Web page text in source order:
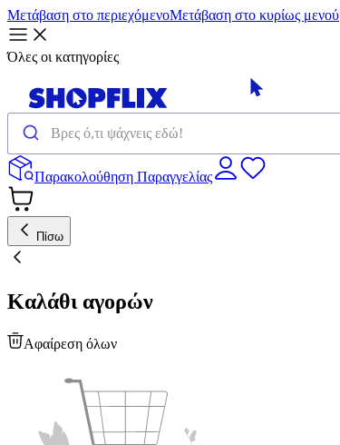
Μετάβαση στο περιεχόμενοΜετάβαση στο κυρίως μενού
Όλες οι κατηγορίες
Παρακολούθηση Παραγγελίας
Πίσω
Καλάθι αγορών
Αφαίρεση όλων